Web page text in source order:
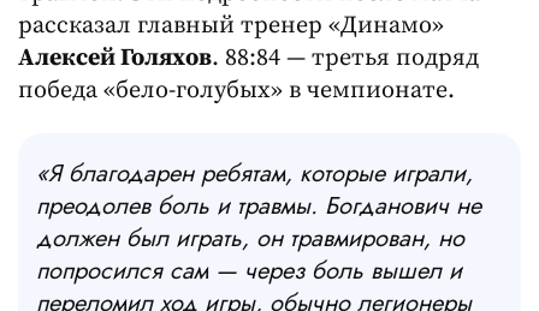
рассказал главный тренер «Динамо»
Алексей Голяхов. 88:84 — третья подряд
победа «бело-голубых» в чемпионате.
«Я благодарен ребятам, которые играли,
преодолев боль и травмы. Богданович не
должен был играть, он травмирован, но
попросился сам — через боль вышел и
переломил ход игры, обычно легионеры